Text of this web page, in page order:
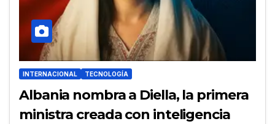
INTERNACIONAL TECNOLOGÍA
Albania nombra a Diella, la primera
ministra creada con inteligencia